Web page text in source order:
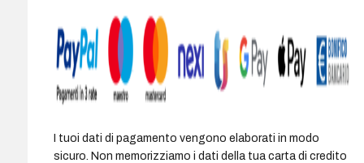
I tuoi dati di pagamento vengono elaborati in modo
sicuro. Non memorizziamo i dati della tua carta di credito